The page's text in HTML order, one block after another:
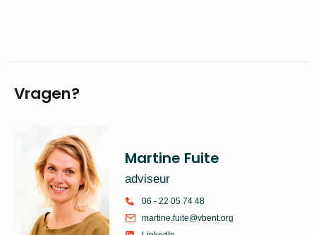
Vragen?
Martine Fuite
adviseur
06 - 22 05 74 48
martine.fuite@vbent.org